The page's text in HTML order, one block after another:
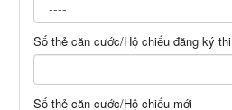
Số thẻ căn cước/Hộ chiếu đăng ký thi
Số thẻ căn cước/Hộ chiếu mới